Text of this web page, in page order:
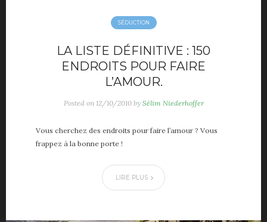
SÉDUCTION
LA LISTE DÉFINITIVE : 150
ENDROITS POUR FAIRE
L’AMOUR.
Posted on 12/10/2010 by Sélim Niederhoffer
Vous cherchez des endroits pour faire l’amour ? Vous
frappez à la bonne porte !
LIRE PLUS